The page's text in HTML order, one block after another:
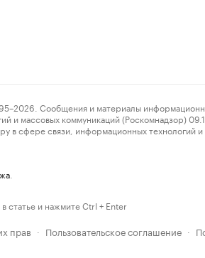
Сообщения и материалы
и массовых коммуникаций (Роскомнадзор)
в сфере связи, информационных
статье и нажмите Ctrl + Enter
прав · Пользовательское соглашение ·